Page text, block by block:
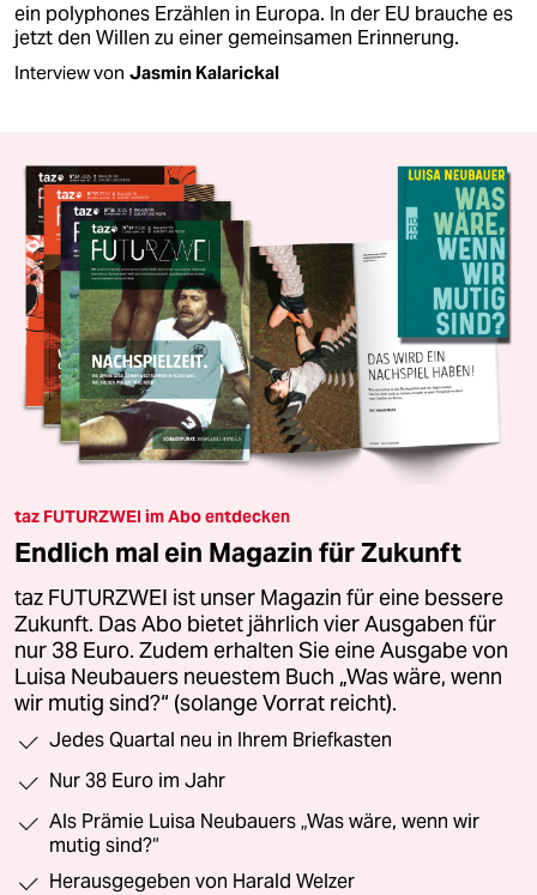
ein polyphones Erzählen in Europa. In der EU brauche es
jetzt den Willen zu einer gemeinsamen Erinnerung.
Interview von Jasmin Kalarickal
taz FUTURZWEI im Abo entdecken
Endlich mal ein Magazin für Zukunft
taz FUTURZWEI ist unser Magazin für eine bessere
Zukunft. Das Abo bietet jährlich vier Ausgaben für
nur 38 Euro. Zudem erhalten Sie eine Ausgabe von
Luisa Neubauers neuestem Buch „Was wäre, wenn
wir mutig sind?“ (solange Vorrat reicht).
Jedes Quartal neu in Ihrem Briefkasten
Nur 38 Euro im Jahr
Als Prämie Luisa Neubauers „Was wäre, wenn wir
mutig sind?“
Herausgegeben von Harald Welzer